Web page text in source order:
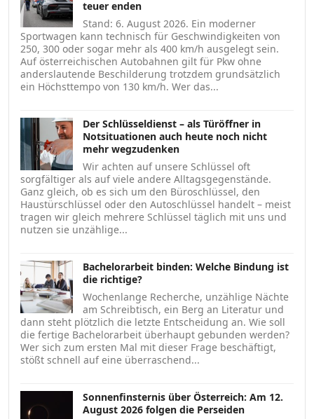
teuer enden
Stand: 6. August 2026. Ein moderner
Sportwagen kann technisch für Geschwindigkeiten von
250, 300 oder sogar mehr als 400 km/h ausgelegt sein.
Auf österreichischen Autobahnen gilt für Pkw ohne
anderslautende Beschilderung trotzdem grundsätzlich
ein Höchsttempo von 130 km/h. Wer das...
Der Schlüsseldienst – als Türöffner in
Notsituationen auch heute noch nicht
mehr wegzudenken
Wir achten auf unsere Schlüssel oft
sorgfältiger als auf viele andere Alltagsgegenstände.
Ganz gleich, ob es sich um den Büroschlüssel, den
Haustürschlüssel oder den Autoschlüssel handelt – meist
tragen wir gleich mehrere Schlüssel täglich mit uns und
nutzen sie unzählige...
Bachelorarbeit binden: Welche Bindung ist
die richtige?
Wochenlange Recherche, unzählige Nächte
am Schreibtisch, ein Berg an Literatur und
dann steht plötzlich die letzte Entscheidung an. Wie soll
die fertige Bachelorarbeit überhaupt gebunden werden?
Wer sich zum ersten Mal mit dieser Frage beschäftigt,
stößt schnell auf eine überraschend...
Sonnenfinsternis über Österreich: Am 12.
August 2026 folgen die Perseiden